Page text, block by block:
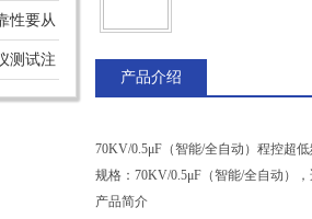
性要从
测试注
产品介绍
70KV/0.5μF（智能/全自动）程控超
规格：70KV/0.5μF（智能/全自动）
产品简介